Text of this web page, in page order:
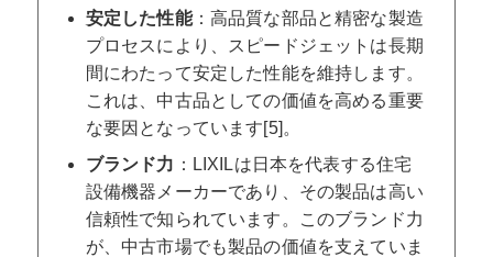
安定した性能：高品質な部品と精密な製造
プロセスにより、スピードジェットは長期
間にわたって安定した性能を維持します。
これは、中古品としての価値を高める重要
な要因となっています[5]。
ブランド力 ：LIXILは日本を代表する住宅
設備機器メーカーであり、その製品は高い
信頼性で知られています。このブランド力
が、中古市場でも製品の価値を支えていま